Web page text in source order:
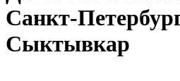
Санкт-
Сыктывкар